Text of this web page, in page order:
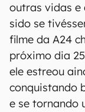
outras vidas e
sido se
filme da A24
próximo dia
ele estreou
conquistando
e se tornando